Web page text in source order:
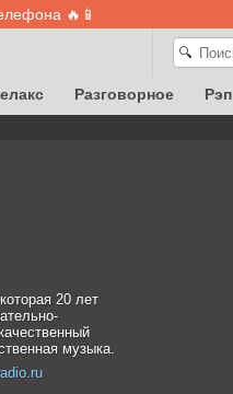
🔥📱
🔍
Разговорное Рэп
20 лет
музыка.